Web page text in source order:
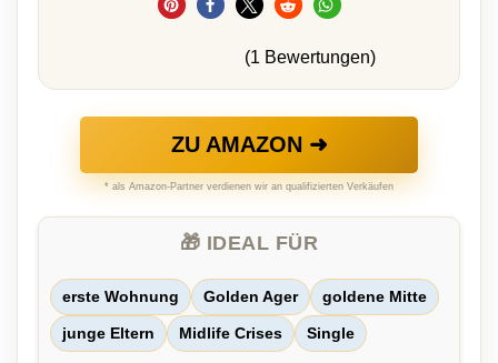
(1 Bewertungen)
ZU AMAZON ➜
* als Amazon-Partner verdienen wir an qualifizierten Verkäufen
🎁 IDEAL FÜR
erste Wohnung Golden Ager goldene Mitte
junge Eltern Midlife Crises Single